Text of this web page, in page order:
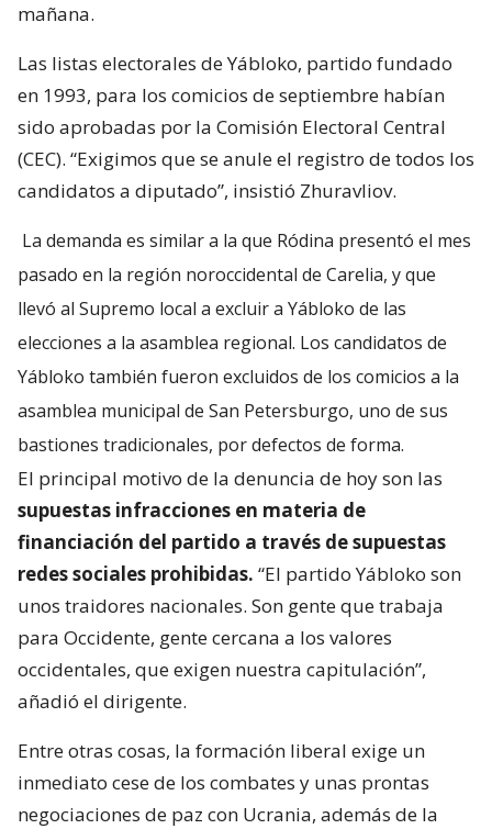
mañana.
Las listas electorales de Yábloko, partido fundado
en 1993, para los comicios de septiembre habían
sido aprobadas por la Comisión Electoral Central
(CEC). “Exigimos que se anule el registro de todos los
candidatos a diputado”, insistió Zhuravliov.
La demanda es similar a la que Ródina presentó el mes
pasado en la región noroccidental de Carelia, y que
llevó al Supremo local a excluir a Yábloko de las
elecciones a la asamblea regional. Los candidatos de
Yábloko también fueron excluidos de los comicios a la
asamblea municipal de San Petersburgo, uno de sus
bastiones tradicionales, por defectos de forma.
El principal motivo de la denuncia de hoy son las
supuestas infracciones en materia de
financiación del partido a través de supuestas
redes sociales prohibidas. “El partido Yábloko son
unos traidores nacionales. Son gente que trabaja
para Occidente, gente cercana a los valores
occidentales, que exigen nuestra capitulación”,
añadió el dirigente.
Entre otras cosas, la formación liberal exige un
inmediato cese de los combates y unas prontas
negociaciones de paz con Ucrania, además de la